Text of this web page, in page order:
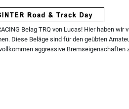
Belag TRQ von Lucas! Hier haben
Diese Beläge sind für den geübten
aggressive